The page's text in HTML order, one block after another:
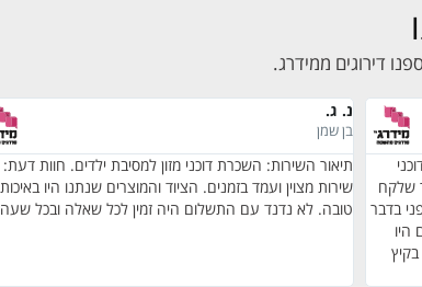
דירוגים ממידרג.
שלקח
בדבר
היו
נ. ג.
בן שמן
תיאור השירות: השכרת דוכני מזון למסיבת ילדים. חוות דעת:
שירות מצוין ועמד בזמנים. הציוד והמוצרים שנתנו היו באיכות
טובה. לא נדנד עם התשלום היה זמין לכל שאלה ובכל